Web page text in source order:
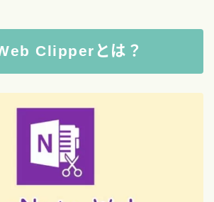
Clipperとは？